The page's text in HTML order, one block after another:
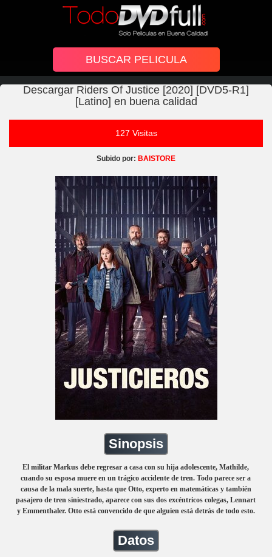
Descargar Riders Of Justice [2020] [DVD5-R1]
[Latino] en buena calidad
127 Visitas
Subido por: BAISTORE
Sinopsis
El militar Markus debe regresar a casa con su hija adolescente, Mathilde,
cuando su esposa muere en un trágico accidente de tren. Todo parece ser a
causa de la mala suerte, hasta que Otto, experto en matemáticas y también
pasajero de tren siniestrado, aparece con sus dos excéntricos colegas, Lennart
y Emmenthaler. Otto está convencido de que alguien está detrás de todo esto.
Datos